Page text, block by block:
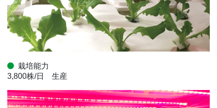
栽培能力
3,800株/日 生産